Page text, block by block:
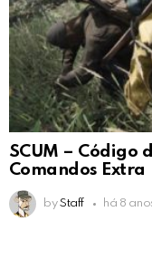
SCUM – Código
Comandos Extra
by Staff há 8